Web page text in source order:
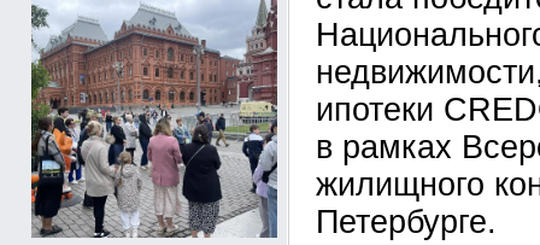
ипотеки
в рамках
жилищного
Петербурге.